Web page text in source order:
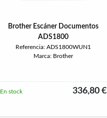
Brother Escáner Documentos
ADS1800
Referencia: ADS1800WUN1
Marca: Brother
336,80 €
En stock